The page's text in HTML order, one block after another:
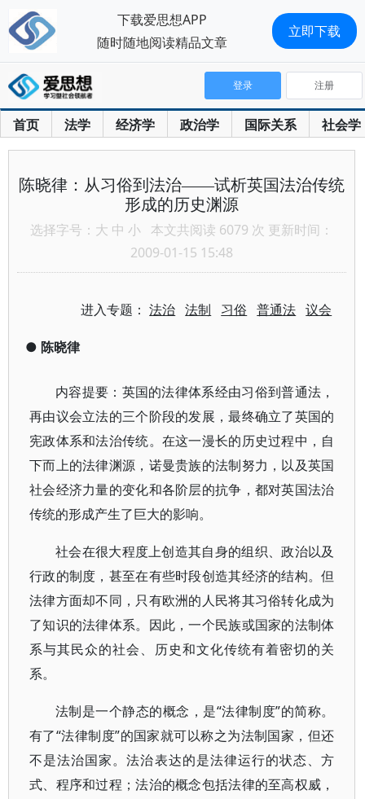
首页 法学 经济学 政治学 国际关系 社会学
登录 注册
陈晓律：从习俗到法治——试析英国法治传统
形成的历史渊源
选择字号： 大 中 小 本文共阅读 6079 次 更新时间：
2009-01-15 15:48
进入专题：法治 法制 习俗 普通法 议会
● 陈晓律
内容提要：英国的法律体系经由习俗到普通法，
再由议会立法的三个阶段的发展，最终确立了英国的
宪政体系和法治传统。在这一漫长的历史过程中，自
下而上的法律渊源，诺曼贵族的法制努力，以及英国
社会经济力量的变化和各阶层的抗争，都对英国法治
传统的形成产生了巨大的影响。
社会在很大程度上创造其自身的组织、政治以及
行政的制度，甚至在有些时段创造其经济的结构。但
法律方面却不同，只有欧洲的人民将其习俗转化成为
了知识的法律体系。因此，一个民族或国家的法制体
系与其民众的社会、历史和文化传统有着密切的关
系。
法制是一个静态的概念，是“法律制度”的简称。
有了“法律制度”的国家就可以称之为法制国家，但还
不是法治国家。法治表达的是法律运行的状态、方
式、程序和过程；法治的概念包括法律的至高权威，
下载爱思想APP
随时随地阅读精品文章
立即下载